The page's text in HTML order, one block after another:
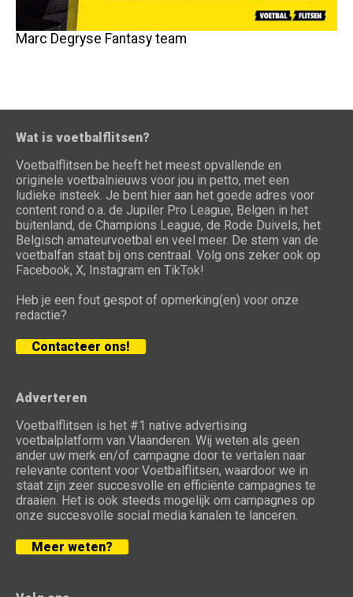
Marc Degryse Fantasy team
Wat is voetbalflitsen?
Voetbalflitsen.be heeft het meest opvallende en
originele voetbalnieuws voor jou in petto, met een
ludieke insteek. Je bent hier aan het goede adres voor
content rond o.a. de Jupiler Pro League, Belgen in het
buitenland, de Champions League, de Rode Duivels, het
Belgisch amateurvoetbal en veel meer. De stem van de
voetbalfan staat bij ons centraal. Volg ons zeker ook op
Facebook, X, Instagram en TikTok!
Heb je een fout gespot of opmerking(en) voor onze
redactie?
Contacteer ons!
Adverteren
Voetbalflitsen is het #1 native advertising
voetbalplatform van Vlaanderen. Wij weten als geen
ander uw merk en/of campagne door te vertalen naar
relevante content voor Voetbalflitsen, waardoor we in
staat zijn zeer succesvolle en efficiënte campagnes te
draaien. Het is ook steeds mogelijk om campagnes op
onze succesvolle social media kanalen te lanceren.
Meer weten?